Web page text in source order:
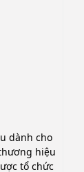
dành cho
hiệu
tổ chức